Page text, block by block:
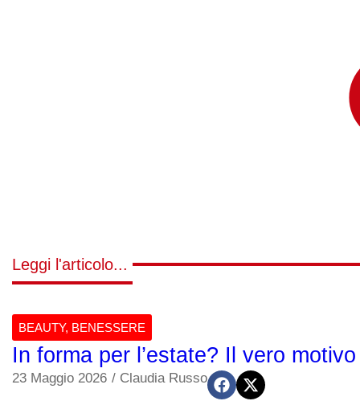
Leggi l'articolo...
BEAUTY, BENESSERE
In forma per l’estate? Il vero
23 Maggio 2026 / Claudia Russo